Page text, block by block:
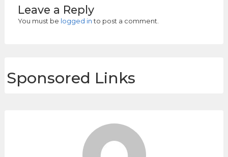
Leave a Reply
You must be logged into post a comment.
Sponsored Links